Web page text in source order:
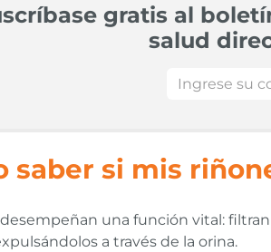
gratis al
salud
saber si mis
una función vital:
a través de la orina.